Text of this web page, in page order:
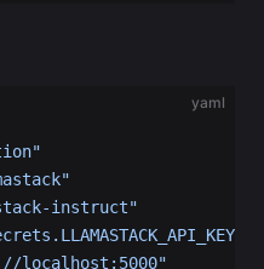
yaml
instruct"
localhost:5000"